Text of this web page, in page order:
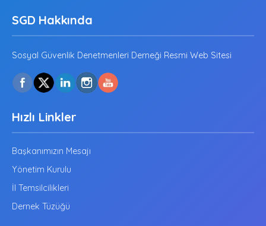
SGD Hakkında
Sosyal Güvenlik Denetmenleri Derneği Resmi Web Sitesi
Hızlı Linkler
Başkanımızın Mesajı
Yönetim Kurulu
İl Temsilcilikleri
Dernek Tüzüğü